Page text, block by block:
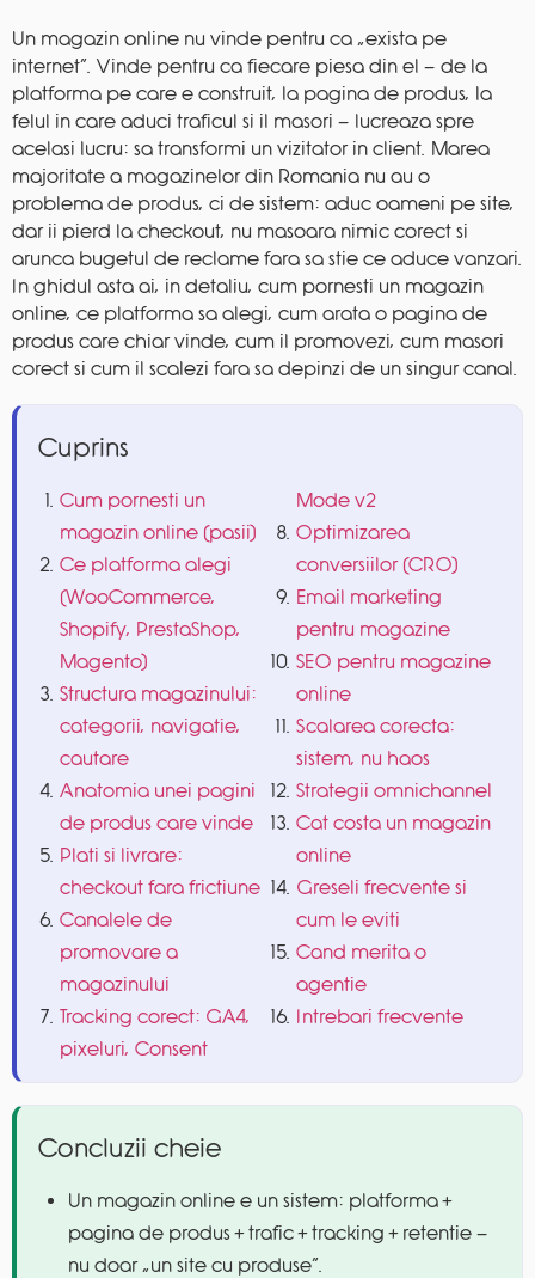
Un magazin online nu vinde pentru ca „exista pe
internet”. Vinde pentru ca fiecare piesa din el — de la
platforma pe care e construit, la pagina de produs, la
felul in care aduci traficul si il masori — lucreaza spre
acelasi lucru: sa transformi un vizitator in client. Marea
majoritate a magazinelor din Romania nu au o
problema de produs, ci de sistem: aduc oameni pe site,
dar ii pierd la checkout, nu masoara nimic corect si
arunca bugetul de reclame fara sa stie ce aduce vanzari.
In ghidul asta ai, in detaliu, cum pornesti un magazin
online, ce platforma sa alegi, cum arata o pagina de
produs care chiar vinde, cum il promovezi, cum masori
corect si cum il scalezi fara sa depinzi de un singur canal.
Cuprins
Cum pornesti un
magazin online (pasii)
Ce platforma alegi
(WooCommerce,
Shopify, PrestaShop,
Magento)
Structura magazinului:
categorii, navigatie,
cautare
Anatomia unei pagini
de produs care vinde
Plati si livrare:
checkout fara frictiune
Canalele de
promovare a
magazinului
Tracking corect: GA4,
pixeluri, Consent
Mode v2
Optimizarea
conversiilor (CRO)
Email marketing
pentru magazine
SEO pentru magazine
online
Scalarea corecta:
sistem, nu haos
Strategii omnichannel
Cat costa un magazin
online
Greseli frecvente si
cum le eviti
Cand merita o
agentie
Intrebari frecvente
Concluzii cheie
Un magazin online e un sistem: platforma +
pagina de produs + trafic + tracking + retentie —
nu doar „un site cu produse”.